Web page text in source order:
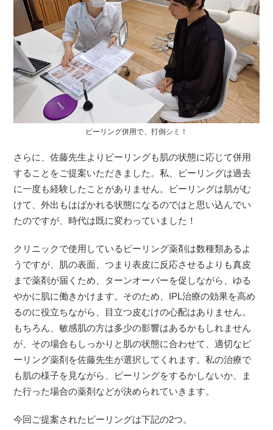
ピーリング併用で、打倒シミ！
さらに、佐藤先生よりピーリングも肌の状態に応じて併用
することをご提案いただきました。私、ピーリングは過去
に一度も経験したことがありません。ピーリングは肌がむ
けて、外出もはばかれる状態になるのではと思い込んでい
たのですが、時代は既に変わっていました！
クリニックで使用しているピーリング薬剤は数種類あるよ
うですが、肌の表面、つまり表皮に反応させるよりも真皮
まで薬剤が届くため、ターンオーバーを促しながら、ゆる
やかに肌に働きかけます。そのため、IPL治療の効果を高め
るのに役立ちながら、目立つ皮むけの心配はありません。
もちろん、敏感肌の方は多少の影響はあるかもしれません
が、その場合もしっかりと肌の状態に合わせて、適切なピ
ーリング薬剤を佐藤先生が選択してくれます。私の治療で
も肌の様子を見ながら、ピーリングをするかしないか、ま
た行った場合の薬剤などが決められていきます。
今回ご提案されたピーリングは下記の2つ。